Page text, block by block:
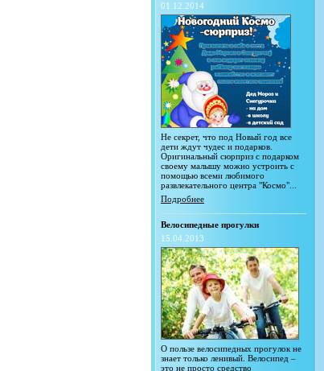
01.12.2014
Не секрет, что под Новый год все
дети ждут чудес и подарков.
Оригинальный сюрприз с подарком
своему малышу можно устроить с
помощью всеми любимого
развлекательного центра "Космо"...
Подробнее
Велосипедные прогулки
15.04.2013
О пользе велосипедных прогулок не
знает только ленивый. Велосипед –
это не просто средство